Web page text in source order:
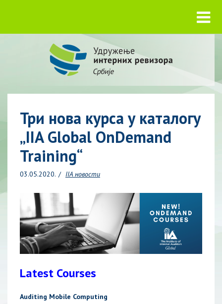
Три нова курса у каталогу
„IIA Global OnDemand
Training“
03.05.2020. IIA новости
Latest Courses
Auditing Mobile Computing